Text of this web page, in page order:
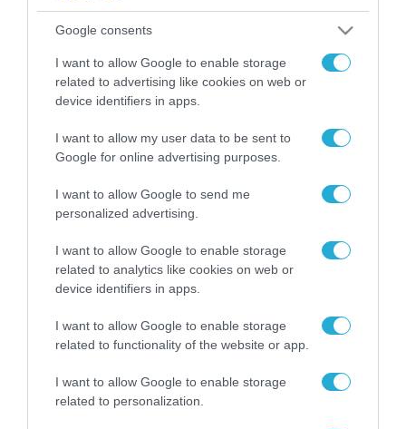
Google consents
I want to allow Google to enable storage
related to advertising like cookies on web or
device identifiers in apps.
I want to allow my user data to be sent to
Google for online advertising purposes.
I want to allow Google to send me
personalized advertising.
I want to allow Google to enable storage
related to analytics like cookies on web or
device identifiers in apps.
I want to allow Google to enable storage
related to functionality of the website or app.
I want to allow Google to enable storage
related to personalization.
ΡΟΗ ΕΙΔΗΣΕΩΝ
Το χρηματοδοτούμενο
από την ΕΕ έργο “The
Gaming Police”
ενισχύει την ασφάλεια
των παιδιών στο
διαδίκτυο
31.07.2026
για τα πρόστιμα σε
παραβάσεις που